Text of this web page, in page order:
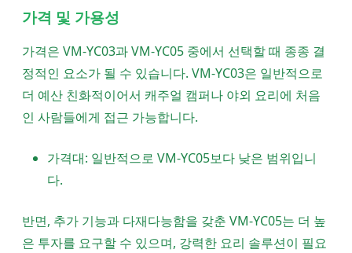
가격 및 가용성
가격은 VM-YC03과 VM-YC05 중에서 선택할 때 종종 결
정적인 요소가 될 수 있습니다. VM-YC03은 일반적으로
더 예산 친화적이어서 캐주얼 캠퍼나 야외 요리에 처음
인 사람들에게 접근 가능합니다.
가격대: 일반적으로 VM-YC05보다 낮은 범위입니
다.
반면, 추가 기능과 다재다능함을 갖춘 VM-YC05는 더 높
은 투자를 요구할 수 있으며, 강력한 요리 솔루션이 필요